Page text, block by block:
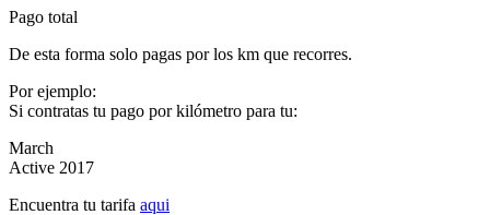
Pago total
De esta forma solo pagas por los km que recorres.
Por ejemplo:
Si contratas tu pago por kilómetro para tu:
March
Active 2017
Encuentra tu tarifa aqui